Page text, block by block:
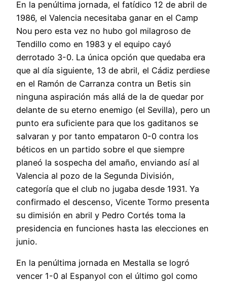
En la penúltima jornada, el fatídico 12 de abril de
1986, el Valencia necesitaba ganar en el Camp
Nou pero esta vez no hubo gol milagroso de
Tendillo como en 1983 y el equipo cayó
derrotado 3-0. La única opción que quedaba era
que al día siguiente, 13 de abril, el Cádiz perdiese
en el Ramón de Carranza contra un Betis sin
ninguna aspiración más allá de la de quedar por
delante de su eterno enemigo (el Sevilla), pero un
punto era suficiente para que los gaditanos se
salvaran y por tanto empataron 0-0 contra los
béticos en un partido sobre el que siempre
planeó la sospecha del amaño, enviando así al
Valencia al pozo de la Segunda División,
categoría que el club no jugaba desde 1931. Ya
confirmado el descenso, Vicente Tormo presenta
su dimisión en abril y Pedro Cortés toma la
presidencia en funciones hasta las elecciones en
junio.
En la penúltima jornada en Mestalla se logró
vencer 1-0 al Espanyol con el último gol como